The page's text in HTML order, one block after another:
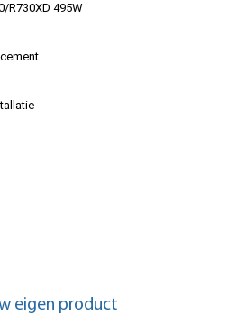
R730XD 495W
eigen product